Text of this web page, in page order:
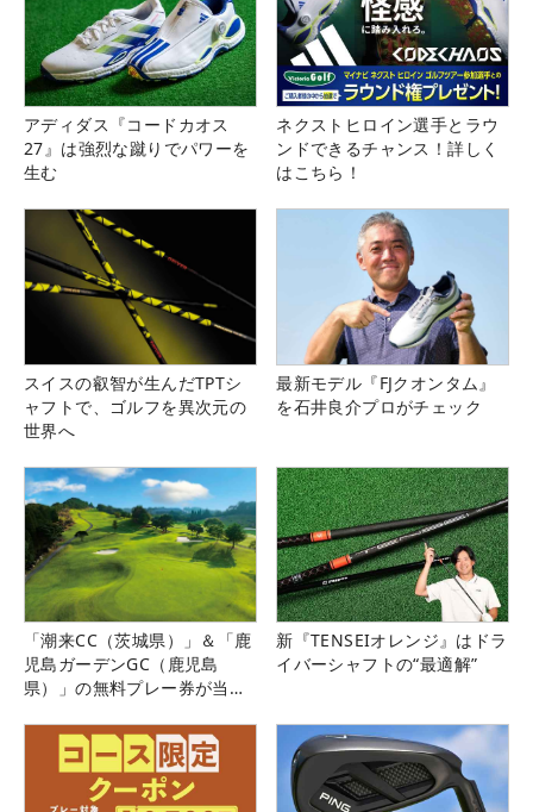
アディダス『コードカオス
27』は強烈な蹴りでパワーを
生む
ネクストヒロイン選手とラウ
ンドできるチャンス！詳しく
はこちら！
スイスの叡智が生んだTPTシ
ャフトで、ゴルフを異次元の
世界へ
最新モデル『FJクオンタム』
を石井良介プロがチェック
「潮来CC（茨城県）」＆「鹿
児島ガーデンGC（鹿児島
県）」の無料プレー券が当た
新『TENSEIオレンジ』はドラ
イバーシャフトの“最適解”